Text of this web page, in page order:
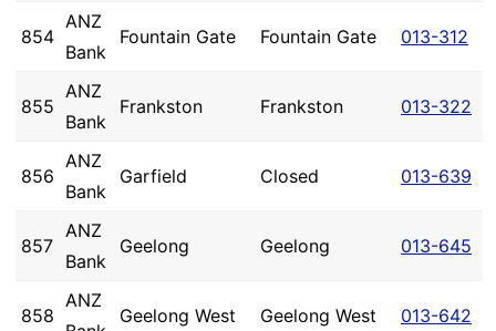
854
ANZ
Bank
Fountain Gate Fountain Gate 013-312
855
ANZ
Bank
Frankston Frankston 013-322
856
ANZ
Bank
Garfield Closed 013-639
857
ANZ
Bank
Geelong Geelong 013-645
858
ANZ
Geelong West Geelong West 013-642